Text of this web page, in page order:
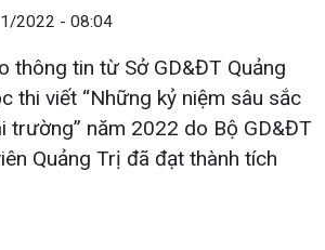
2022 - 08:04
thông tin từ Sở GD&ĐT Quảng
thi viết “Những kỷ niệm sâu sắc
trường” năm 2022 do Bộ GD&ĐT
Quảng Trị đã đạt thành tích